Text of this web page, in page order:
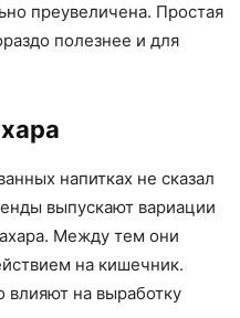
преувеличена. Простая
полезнее и для
напитках не сказал
выпускают вариации
Между тем они
на кишечник.
влияют на выработку